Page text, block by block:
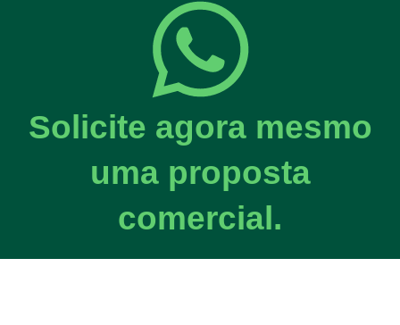
Solicite agora mesmo
uma proposta
comercial.